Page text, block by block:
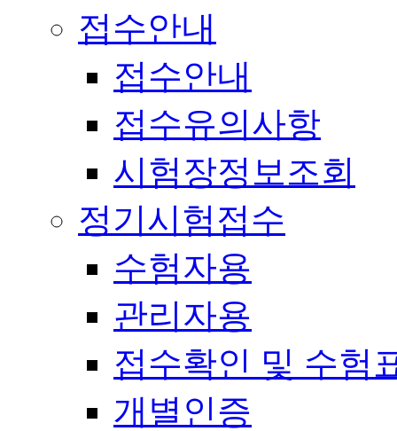
접수안내
접수안내
접수유의사항
시험장정보조회
정기시험접수
수험자용
관리자용
접수확인 및 수험
개별인증